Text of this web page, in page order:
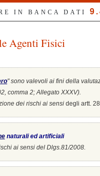
IN BANCA DATI
Agenti Fisici
"sono valevoli ai fini della
comma 2; Allegato XXXV).
dei rischi ai sensi degli artt.
naturali ed artificiali
ai sensi del Dlgs.81/2008.